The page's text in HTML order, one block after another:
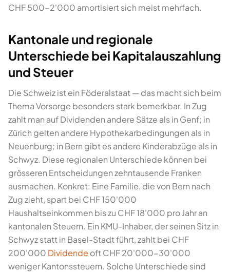
CHF 500-2'000 amortisiert sich meist mehrfach.
Kantonale und regionale
Unterschiede bei Kapitalauszahlung
und Steuer
Die Schweiz ist ein Föderalstaat — das macht sich beim
Thema Vorsorge besonders stark bemerkbar. In Zug
zahlt man auf Dividenden andere Sätze als in Genf; in
Zürich gelten andere Hypothekarbedingungen als in
Neuenburg; in Bern gibt es andere Kinderabzüge als in
Schwyz. Diese regionalen Unterschiede können bei
grösseren Entscheidungen zehntausende Franken
ausmachen. Konkret: Eine Familie, die von Bern nach
Zug zieht, spart bei CHF 150'000
Haushaltseinkommen bis zu CHF 18'000 pro Jahr an
kantonalen Steuern. Ein KMU-Inhaber, der seinen Sitz in
Schwyz statt in Basel-Stadt führt, zahlt bei CHF
200'000 Dividende oft CHF 20'000-30'000
weniger Kantonssteuern. Solche Unterschiede sind